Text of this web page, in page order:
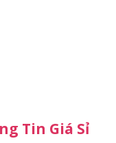
Tin Giá Sỉ